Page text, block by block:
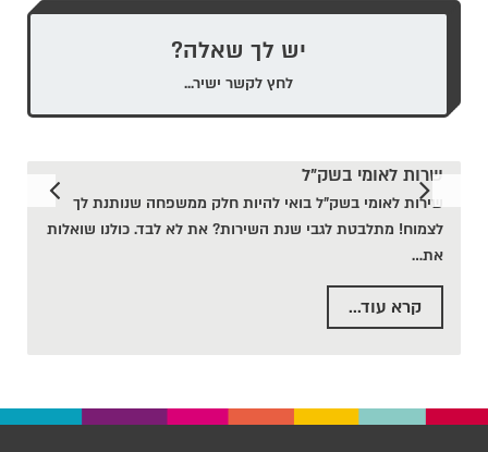
יש לך שאלה?
לחץ לקשר ישיר...
שרות לאומי בשק"ל
שירות לאומי בשק"ל בואי להיות חלק ממשפחה שנותנת לך
לצמוח! מתלבטת לגבי שנת השירות? את לא לבד. כולנו שואלות
את…
קרא עוד...